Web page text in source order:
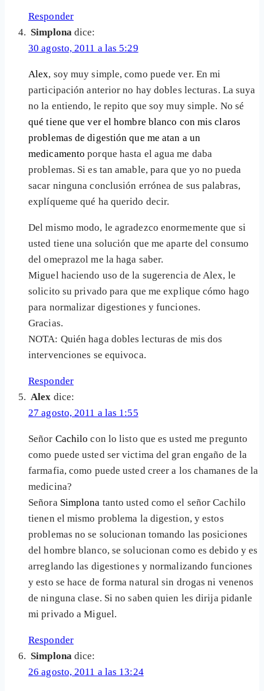
Responder
Simplona dice:
30 agosto, 2011 a las 5:29
Alex, soy muy simple, como puede ver. En mi
participación anterior no hay dobles lecturas. La suya
no la entiendo, le repito que soy muy simple. No sé
qué tiene que ver el hombre blanco con mis claros
problemas de digestión que me atan a un
medicamento porque hasta el agua me daba
problemas. Si es tan amable, para que yo no pueda
sacar ninguna conclusión errónea de sus palabras,
explíqueme qué ha querido decir.
Del mismo modo, le agradezco enormemente que si
usted tiene una solución que me aparte del consumo
del omeprazol me la haga saber.
Miguel haciendo uso de la sugerencia de Alex, le
solicito su privado para que me explique cómo hago
para normalizar digestiones y funciones.
Gracias.
NOTA: Quién haga dobles lecturas de mis dos
intervenciones se equivoca.
Responder
Alex dice:
27 agosto, 2011 a las 1:55
Señor Cachilocon lo listo que es usted me pregunto
como puede usted ser victima del gran engaño de la
farmafia, como puede usted creer a los chamanes de la
medicina?
Señora Simplona tanto usted como el señor Cachilo
tienen el mismo problema la digestion, y estos
problemas no se solucionan tomando las posiciones
del hombre blanco, se solucionan como es debido y es
arreglando las digestiones y normalizando funciones
y esto se hace de forma natural sin drogas ni venenos
de ninguna clase. Si no saben quien les dirija pidanle
mi privado a Miguel.
Responder
Simplona dice:
26 agosto, 2011 a las 13:24